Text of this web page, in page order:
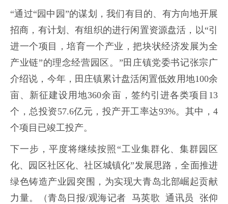
“通过“园中园”的谋划，我们有目的、有方向地开展
招商，有计划、有组织的进行闲置资源盘活，以“引
进一个项目，培育一个产业，把块状经济发展为全
产业链”的理念经营园区。”田庄镇党委书记张宗广
介绍说，今年，田庄镇累计盘活闲置低效用地100余
亩、新征建设用地360余亩，签约引进各类项目13
个，总投资57.6亿元，投产开工率达93%。其中，4
个项目已竣工投产。
下一步，平度将继续按照“工业集群化、集群园区
化、园区社区化、社区城镇化”发展思路，全面推进
绿色铸造产业园突围，为实现大青岛北部崛起贡献
力量。（青岛日报/观海记者 马英歌 通讯员 张仰